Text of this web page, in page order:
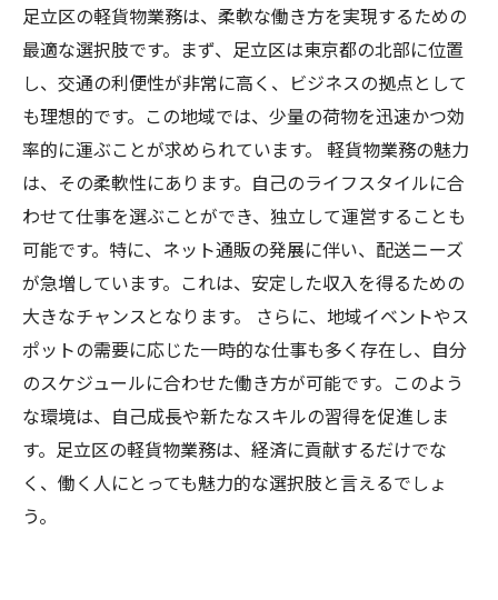
足立区の軽貨物業務は、柔軟な働き方を実現するための
最適な選択肢です。まず、足立区は東京都の北部に位置
し、交通の利便性が非常に高く、ビジネスの拠点として
も理想的です。この地域では、少量の荷物を迅速かつ効
率的に運ぶことが求められています。 軽貨物業務の魅力
は、その柔軟性にあります。自己のライフスタイルに合
わせて仕事を選ぶことができ、独立して運営することも
可能です。特に、ネット通販の発展に伴い、配送ニーズ
が急増しています。これは、安定した収入を得るための
大きなチャンスとなります。 さらに、地域イベントやス
ポットの需要に応じた一時的な仕事も多く存在し、自分
のスケジュールに合わせた働き方が可能です。このよう
な環境は、自己成長や新たなスキルの習得を促進しま
す。足立区の軽貨物業務は、経済に貢献するだけでな
く、働く人にとっても魅力的な選択肢と言えるでしょ
う。